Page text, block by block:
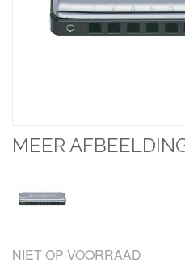
MEER
NIET OP VOORRAAD